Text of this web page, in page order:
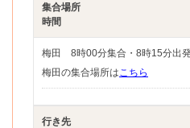
集合場所
時間
梅田 8時00分集合・8時15分出発
梅田の集合場所はこちら
行き先